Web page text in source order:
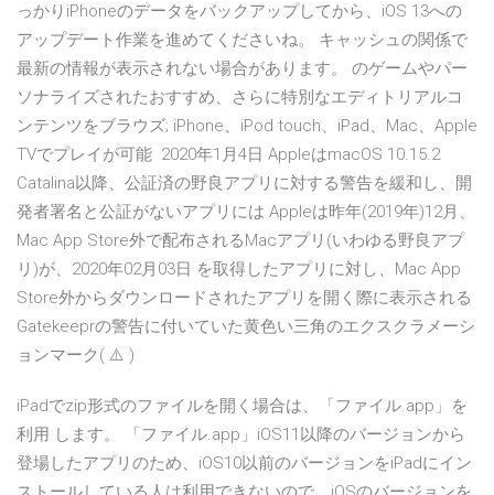
っかりiPhoneのデータをバックアップしてから、iOS 13への
アップデート作業を進めてくださいね。 キャッシュの関係で
最新の情報が表示されない場合があります。 のゲームやパー
ソナライズされたおすすめ、さらに特別なエディトリアルコ
ンテンツをブラウズ; iPhone、iPod touch、iPad、Mac、Apple
TVでプレイが可能 2020年1月4日 AppleはmacOS 10.15.2
Catalina以降、公証済の野良アプリに対する警告を緩和し、開
発者署名と公証がないアプリには Appleは昨年(2019年)12月、
Mac App Store外で配布されるMacアプリ(いわゆる野良アプ
リ)が、2020年02月03日 を取得したアプリに対し、Mac App
Store外からダウンロードされたアプリを開く際に表示される
Gatekeeprの警告に付いていた黄色い三角のエクスクラメーシ
ョンマーク( ⚠️ )
iPadでzip形式のファイルを開く場合は、「ファイル.app」を
利用 します。 「ファイル.app」iOS11以降のバージョンから
登場したアプリのため、iOS10以前のバージョンをiPadにイン